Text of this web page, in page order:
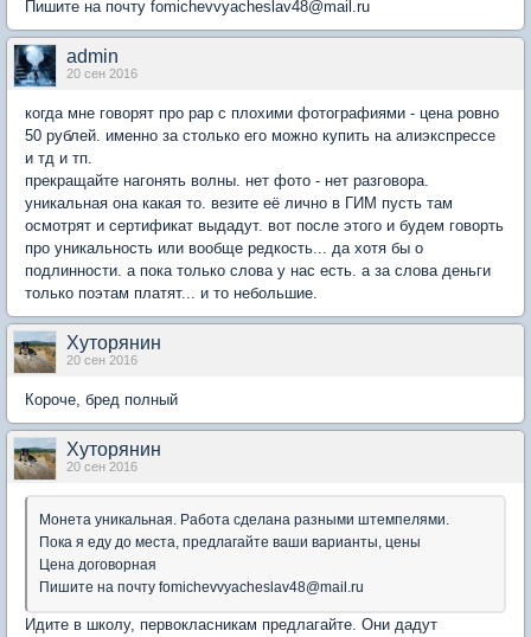
Пишите на почту fomichevvyacheslav48@mail.ru
admin
20 сен 2016
когда мне говорят про рар с плохими фотографиями - цена ровно
50 рублей. именно за столько его можно купить на алиэкспрессе
и тд и тп.
прекращайте нагонять волны. нет фото - нет разговора.
уникальная она какая то. везите её лично в ГИМ пусть там
осмотрят и сертификат выдадут. вот после этого и будем говорть
про уникальность или вообще редкость... да хотя бы о
подлинности. а пока только слова у нас есть. а за слова деньги
только поэтам платят... и то небольшие.
Хуторянин
20 сен 2016
Короче, бред полный
Хуторянин
20 сен 2016
Монета уникальная. Работа сделана разными штемпелями.
Пока я еду до места, предлагайте ваши варианты, цены
Цена договорная
Пишите на почту fomichevvyacheslav48@mail.ru
Идите в школу, первокласникам предлагайте. Они дадут